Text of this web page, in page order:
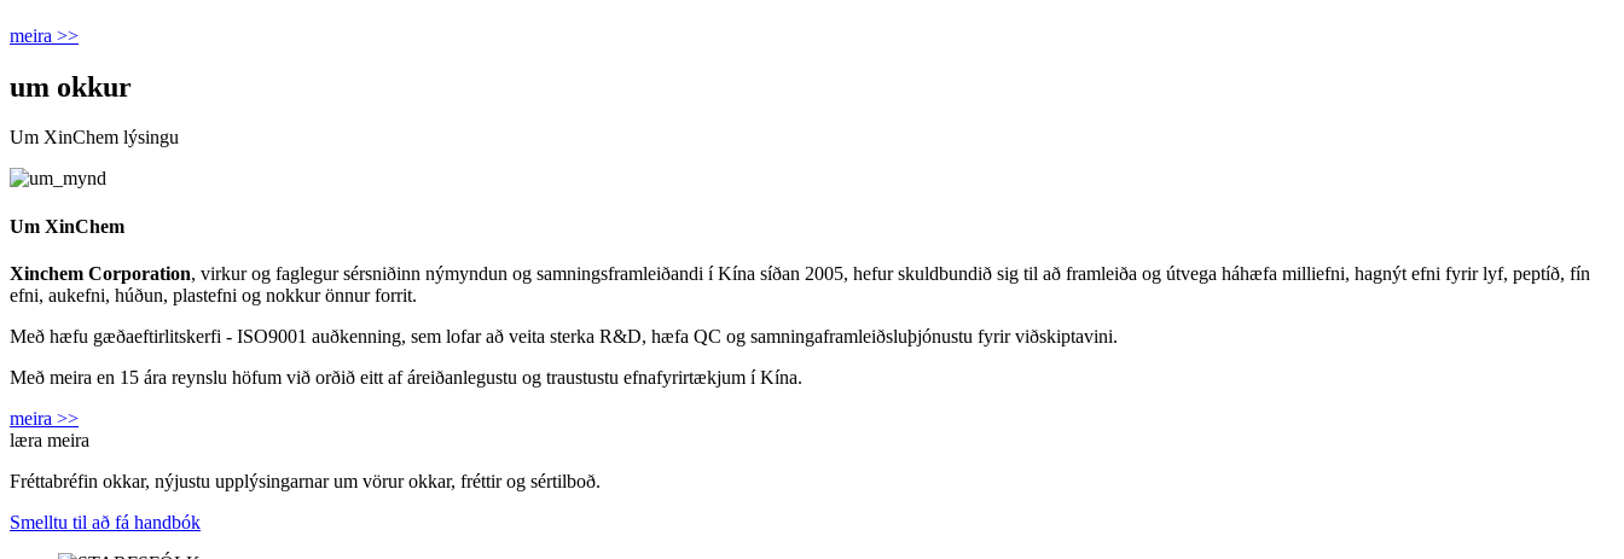
meira >>
um okkur
Um XinChem lýsingu
Um XinChem
Xinchem Corporation, virkur og faglegur sérsniðinn nýmyndun og samningsframleiðandi í Kína síðan 2005, hefur skuldbundið sig til að framleiða og útvega háhæfa milliefni, hagnýt efni fyrir lyf, peptíð, fín
efni, aukefni, húðun, plastefni og nokkur önnur forrit.
Með hæfu gæðaeftirlitskerfi - ISO9001 auðkenning, sem lofar að veita sterka R&D, hæfa QC og samningaframleiðsluþjónustu fyrir viðskiptavini.
Með meira en 15 ára reynslu höfum við orðið eitt af áreiðanlegustu og traustustu efnafyrirtækjum í Kína.
meira >>
læra meira
Fréttabréfin okkar, nýjustu upplýsingarnar um vörur okkar, fréttir og sértilboð.
Smelltu til að fá handbók